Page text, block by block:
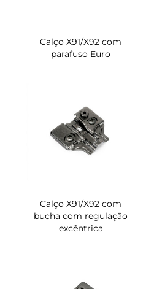
Calço X91/X92 com
parafuso Euro
Calço X91/X92 com
bucha com regulação
excêntrica